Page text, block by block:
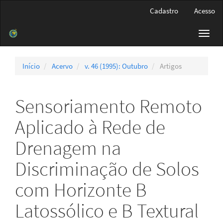
Barra
Cadastro Acesso
Início Acervo v. 46 (1995): Outubro Artigos
Sensoriamento Remoto
Aplicado à Rede de
Drenagem na
Discriminação de Solos
com Horizonte B
Latossólico e B Textural